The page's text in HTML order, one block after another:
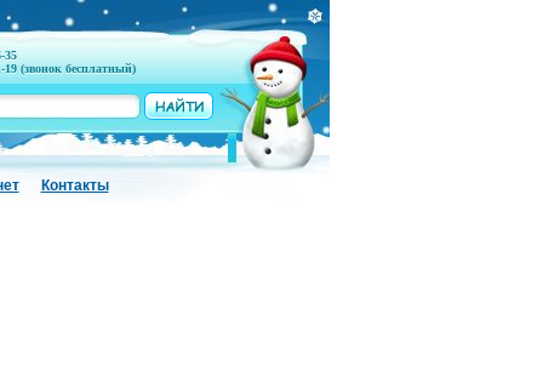
35
19 (звонок бесплатный)
Контакты